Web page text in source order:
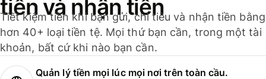
tiền và nhận tiền
Tiết kiệm tiền khi bạn gửi, chi tiêu và nhận tiền bằng
hơn 40+ loại tiền tệ. Mọi thứ bạn cần, trong một tài
khoản, bất cứ khi nào bạn cần.
Quản lý tiền mọi lúc mọi nơi trên toàn cầu.